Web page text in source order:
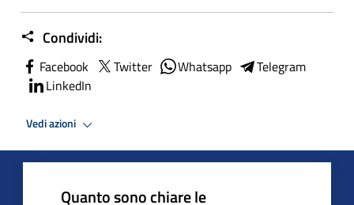
Condividi:
Facebook Twitter Whatsapp
Telegram
LinkedIn
Vedi azioni
Quanto sono chiare le